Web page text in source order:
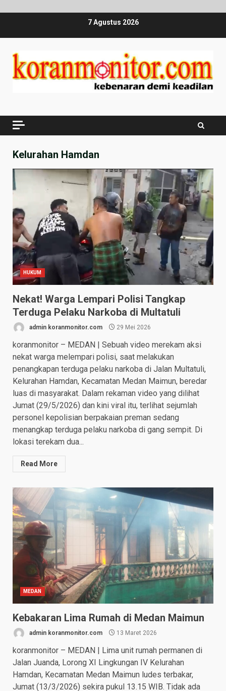
7 Agustus 2026
Kelurahan Hamdan
HUKUM
Nekat! Warga Lempari Polisi Tangkap
Terduga Pelaku Narkoba di Multatuli
admin koranmonitor.com 29 Mei 2026
koranmonitor – MEDAN | Sebuah video merekam aksi
nekat warga melempari polisi, saat melakukan
penangkapan terduga pelaku narkoba di Jalan Multatuli,
Kelurahan Hamdan, Kecamatan Medan Maimun, beredar
luas di masyarakat. Dalam rekaman video yang dilihat
Jumat (29/5/2026) dan kini viral itu, terlihat sejumlah
personel kepolisian berpakaian preman sedang
menangkap terduga pelaku narkoba di gang sempit. Di
lokasi terekam dua...
Read More
MEDAN
Kebakaran Lima Rumah di Medan Maimun
admin koranmonitor.com 13 Maret 2026
koranmonitor – MEDAN | Lima unit rumah permanen di
Jalan Juanda, Lorong XI Lingkungan IV Kelurahan
Hamdan, Kecamatan Medan Maimun ludes terbakar,
Jumat (13/3/2026) sekira pukul 13.15 WIB. Tidak ada